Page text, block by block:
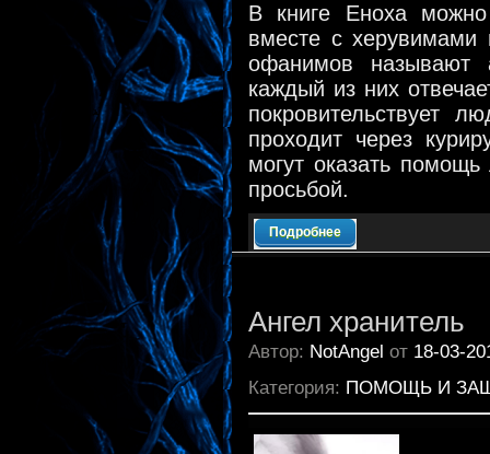
В книге Еноха
вместе с
офанимов называют
каждый из них
покровительствует
проходит через
могут оказать
просьбой.
Подробнее
Ангел хранитель
Автор: NotAngel от 18-03-
Категория: ПОМОЩЬ И